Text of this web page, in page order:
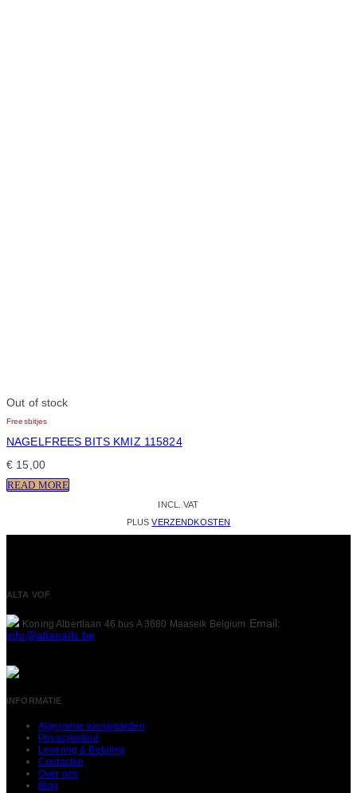
Out of stock
Freesbitjes
NAGELFREES BITS KMIZ 115824
€ 15,00
READ MORE
INCL. VAT
PLUSVERZENDKOSTEN
ALTA VOF
Koning Albertlaan 46 bus A 3680 Maaseik Belgium Email:
info@altanails.be
INFORMATIE
Algemene voorwaarden
Privacybeleid
Levering & Betaling
Contacten
Over ons
Blog